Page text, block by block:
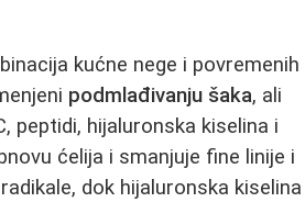
kućne nege i povremenih
podmlađivanju šaka, ali
peptidi, hijaluronska kiselina i
ćelija i smanjuje fine linije i
dok hijaluronska kiselina